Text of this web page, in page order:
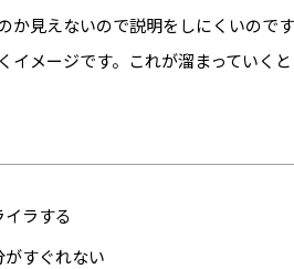
か見えないので説明をしにくいので
イメージです。これが溜まっていくと
イラする
がすぐれない